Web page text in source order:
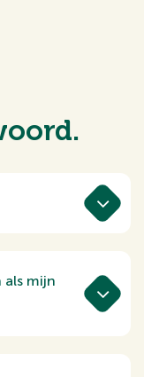
vragen
als mijn